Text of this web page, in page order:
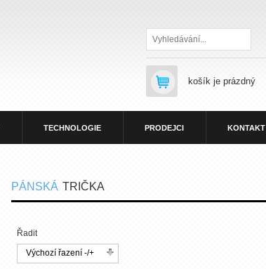
Hledat
košík je prázdný
TECHNOLOGIE PRODEJCI KONTAKT
PÁNSKÁ TRIČKA
Řadit
Výchozí řazení -/+